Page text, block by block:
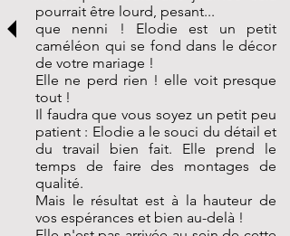
pourrait être lourd, pesant...
que nenni ! Elodie est un petit
caméléon qui se fond dans le décor
de votre mariage !
Elle ne perd rien ! elle voit presque
tout !
Il faudra que vous soyez un petit peu
patient : Elodie a le souci du détail et
du travail bien fait. Elle prend le
temps de faire des montages de
qualité.
Mais le résultat est à la hauteur de
vos espérances et bien au-delà !